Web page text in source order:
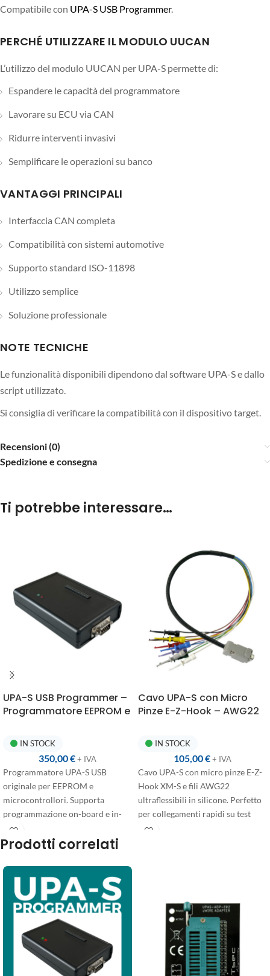
Compatibile con UPA-S USB Programmer.
PERCHÉ UTILIZZARE IL MODULO UUCAN
L’utilizzo del modulo UUCAN per UPA-S permette di:
Espandere le capacità del programmatore
Lavorare su ECU via CAN
Ridurre interventi invasivi
Semplificare le operazioni su banco
VANTAGGI PRINCIPALI
Interfaccia CAN completa
Compatibilità con sistemi automotive
Supporto standard ISO-11898
Utilizzo semplice
Soluzione professionale
NOTE TECNICHE
Le funzionalità disponibili dipendono dal software UPA-S e dallo
script utilizzato.
Si consiglia di verificare la compatibilità con il dispositivo target.
Recensioni (0)
Spedizione e consegna
Ti potrebbe interessare…
UPA-S USB Programmer –
Programmatore EEPROM e
Multimarca
IN STOCK
350,00€+ IVA
Programmatore UPA-S USB
originale per EEPROM e
microcontrollori. Supporta
programmazione on-board e in-
circuit, anche su dispositivi a
bassa tensione. Assistenza e
Cavo UPA-S con Micro
Pinze E-Z-Hook – AWG22
IN STOCK
105,00€+ IVA
Cavo UPA-S con micro pinze E-Z-
Hook XM-S e fili AWG22
ultraflessibili in silicone. Perfetto
per collegamenti rapidi su test
point PCB senza necessità di
Prodotti correlati